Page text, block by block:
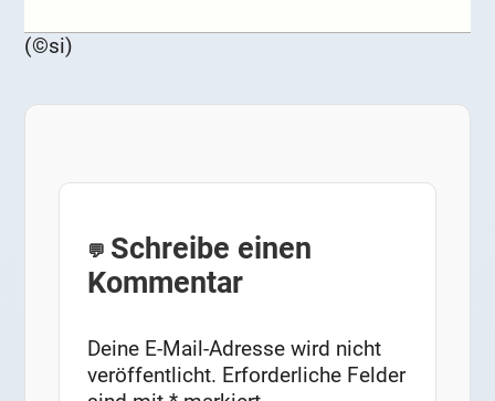
(©si)
Schreibe einen
Kommentar
Deine E-Mail-Adresse wird nicht
veröffentlicht. Erforderliche Felder